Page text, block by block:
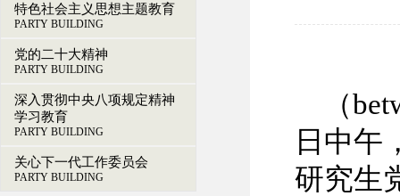
特色社会主义思想主题教育
PARTY BUILDING
党的二十大精神
PARTY BUILDING
深入贯彻中央八项规定精神
学习教育
PARTY BUILDING
关心下一代工作委员会
PARTY BUILDING
（
日中午
研究生